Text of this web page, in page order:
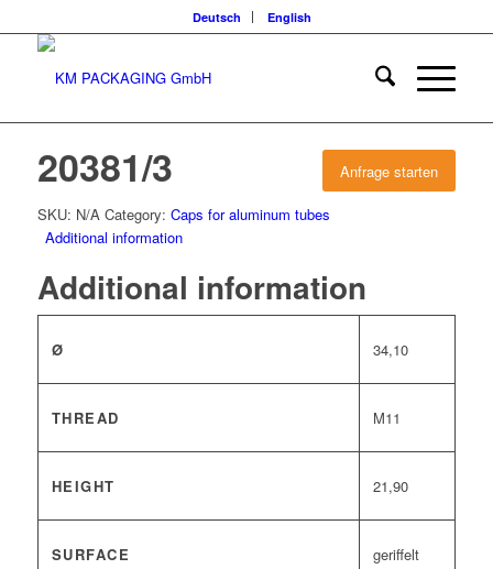
Deutsch English
Anfrage starten
20381/3
SKU: N/A Category: Caps for aluminum tubes
Additional information
Additional information
Ø 34,10
THREAD M11
HEIGHT 21,90
SURFACE geriffelt